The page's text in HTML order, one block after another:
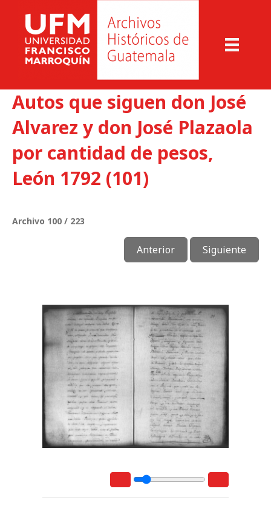
Autos que siguen don José
Alvarez y don José Plazaola
por cantidad de pesos,
León 1792 (101)
Archivo 100 / 223
Anterior Siguiente